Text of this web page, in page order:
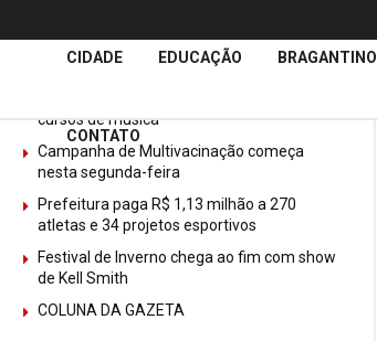
ÚltimasNotícias
cursos de música
Campanha de Multivacinação começa
nesta segunda-feira
Prefeitura paga R$ 1,13 milhão a 270
atletas e 34 projetos esportivos
Festival de Inverno chega ao fim com show
de Kell Smith
COLUNA DA GAZETA
CIDADE EDUCAÇÃO BRAGANTINO
CONTATO